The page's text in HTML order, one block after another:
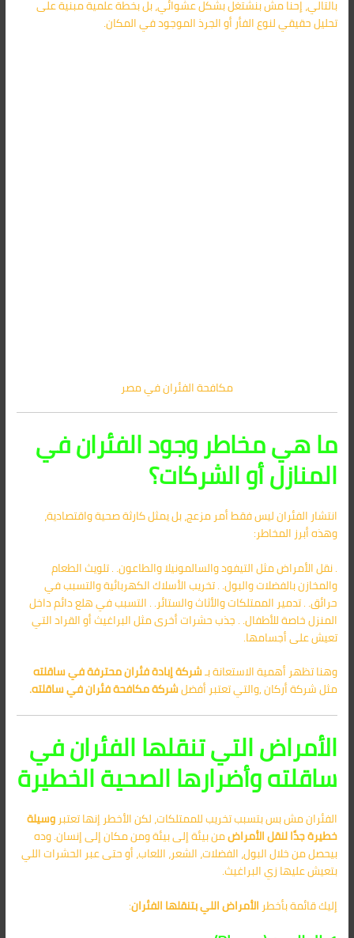
بالتالي، إحنا مش بنشتغل بشكل عشوائي، بل بخطة علمية مبنية على
تحليل حقيقي لنوع الفأر أو الجرذ الموجود في المكان.
مكافحة الفئران في مصر
ما هي مخاطر وجود الفئران في
المنازل أو الشركات؟
انتشار الفئران ليس فقط أمر مزعج، بل يمثل كارثة صحية واقتصادية،
وهذه أبرز المخاطر:
. نقل الأمراض مثل التيفود والسالمونيلا والطاعون. . تلويث الطعام
والمخازن بالفضلات والبول. . تخريب الأسلاك الكهربائية والتسبب في
حرائق. . تدمير الممتلكات والأثاث والستائر. . التسبب في هلع دائم داخل
المنزل خاصة للأطفال. . جذب حشرات أخرى مثل البراغيث أو القراد التي
تعيش على أجسامها.
وهنا تظهر أهمية الاستعانة بـشركة إبادة فئران محترفة في ساقلته
مثل شركة أركان ,والتي تعتبر أفضلشركة مكافحة فئران في ساقلته.
الأمراض التي تنقلها الفئران في
ساقلته وأضرارها الصحية الخطيرة
الفئران مش بس بتسبب تخريب للممتلكات، لكن الأخطر إنها تعتبروسيلة
خطيرة جدًا لنقل الأمراضمن بيئة إلى بيئة ومن مكان إلى إنسان. وده
بيحصل من خلال البول، الفضلات، الشعر، اللعاب، أو حتى عبر الحشرات اللي
بتعيش عليها زي البراغيث.
إليك قائمة بأخطر الأمراض اللي بتنقلها الفئران: